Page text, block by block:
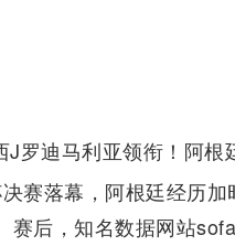
J罗迪马利亚领衔！阿根
赛落幕，阿根廷经历
赛后，知名数据网站